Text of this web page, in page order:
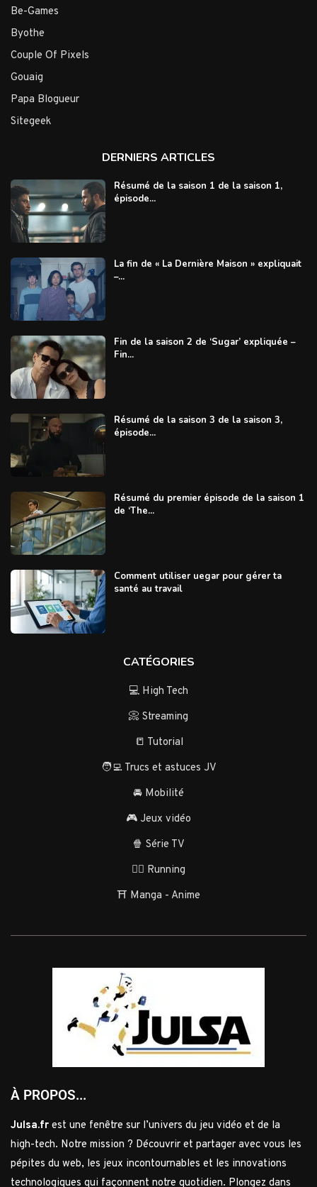
Be-Games
Byothe
Couple Of Pixels
Gouaig
Papa Blogueur
Sitegeek
DERNIERS ARTICLES
Résumé de la saison 1 de la saison 1,
épisode...
La fin de « La Dernière Maison » expliquait
–...
Fin de la saison 2 de ‘Sugar’ expliquée –
Fin...
Résumé de la saison 3 de la saison 3,
épisode...
Résumé du premier épisode de la saison 1
de ‘The...
Comment utiliser uegar pour gérer ta
santé au travail
CATÉGORIES
💻 High Tech
📀 Streaming
📒 Tutorial
🧑‍💻 Trucs et astuces JV
🚘 Mobilité
🎮 Jeux vidéo
🍿 Série TV
🏃‍♂️ Running
⛩️ Manga - Anime
À PROPOS...
Julsa.fr est une fenêtre sur l’univers du jeu vidéo et de la
high-tech. Notre mission ? Découvrir et partager avec vous les
pépites du web, les jeux incontournables et les innovations
technologiques qui façonnent notre quotidien. Plongez dans